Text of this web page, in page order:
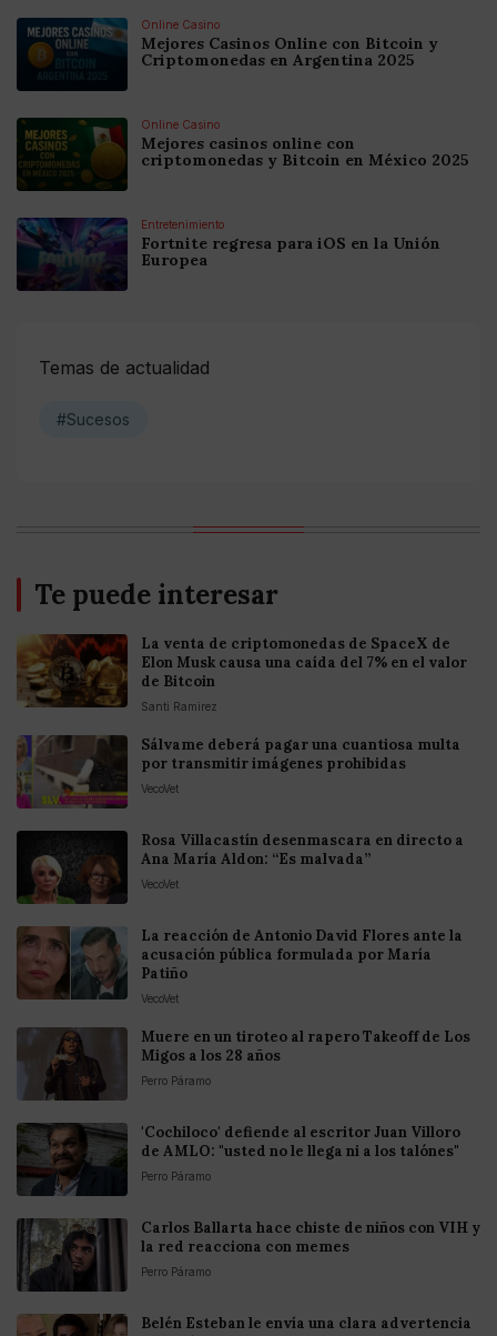
Online Casino
Mejores Casinos Online con Bitcoin y
Criptomonedas en Argentina 2025
Online Casino
Mejores casinos online con
criptomonedas y Bitcoin en México 2025
Entretenimiento
Fortnite regresa para iOS en la Unión
Europea
Temas de actualidad
#Sucesos
Te puede interesar
La venta de criptomonedas de SpaceX de
Elon Musk causa una caída del 7% en el valor
de Bitcoin
Santi Ramirez
Sálvame deberá pagar una cuantiosa multa
por transmitir imágenes prohibidas
VecoVet
Rosa Villacastín desenmascara en directo a
Ana María Aldon: “Es malvada”
VecoVet
La reacción de Antonio David Flores ante la
acusación pública formulada por María
Patiño
VecoVet
Muere en un tiroteo al rapero Takeoff de Los
Migos a los 28 años
Perro Páramo
'Cochiloco' defiende al escritor Juan Villoro
de AMLO: "usted no le llega ni a los talónes"
Perro Páramo
Carlos Ballarta hace chiste de niños con VIH y
la red reacciona con memes
Perro Páramo
Belén Esteban le envía una clara advertencia